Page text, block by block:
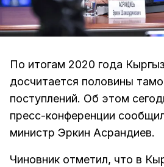
По итогам 2020 года
досчитается половины
поступлений. Об этом
пресс-конференции
министр Эркин Асрандиев.
Чиновник отметил, что в